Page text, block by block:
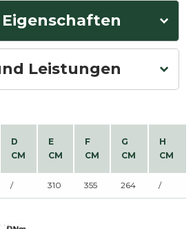
Leistungen
D
CM
E
CM
F
CM
G
CM
H
CM
/ 310 355 264 /